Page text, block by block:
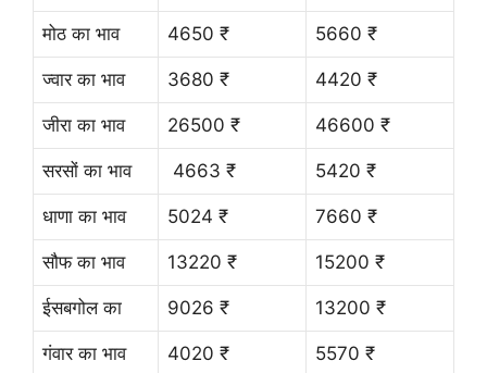
मोठ का भाव 4650 ₹ 5660 ₹
ज्वार का भाव 3680 ₹ 4420 ₹
जीरा का भाव 26500 ₹ 46600 ₹
सरसों का भाव 4663 ₹ 5420 ₹
धाणा का भाव 5024 ₹ 7660 ₹
सौफ का भाव 13220 ₹ 15200 ₹
ईसबगोल का 9026 ₹ 13200 ₹
गंवार का भाव 4020 ₹ 5570 ₹